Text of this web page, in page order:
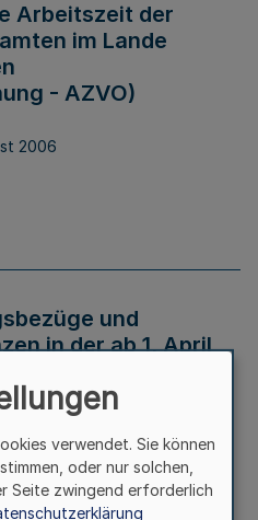
Arbeitszeit der
im Lande
- AZVO)
2006
und
in der ab 1. April
verwendet. Sie können
oder nur solchen,
Seite zwingend erforderlich